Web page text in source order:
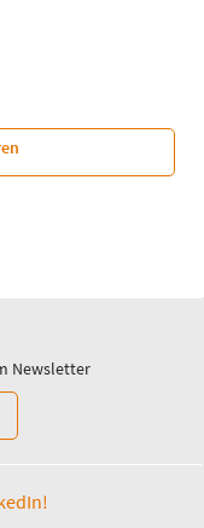
Newsletter